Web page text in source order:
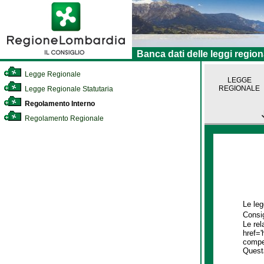
Banca dati delle leggi
Legge Regionale
Legge Regionale Statutaria
Regolamento Interno
Regolamento Regionale
LEGGE
REGIONALE
Le
Le